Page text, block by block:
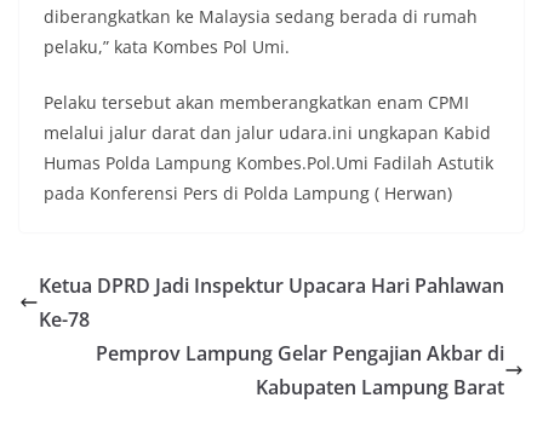
diberangkatkan ke Malaysia sedang berada di rumah
pelaku,” kata Kombes Pol Umi.
Pelaku tersebut akan memberangkatkan enam CPMI
melalui jalur darat dan jalur udara.ini ungkapan Kabid
Humas Polda Lampung Kombes.Pol.Umi Fadilah Astutik
pada Konferensi Pers di Polda Lampung ( Herwan)
Ketua DPRD Jadi Inspektur Upacara Hari Pahlawan
Ke-78
Pemprov Lampung Gelar Pengajian Akbar di
Kabupaten Lampung Barat